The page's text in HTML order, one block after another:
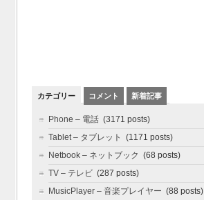
カテゴリー コメント 新着記事
Phone – 電話 (3171 posts)
Tablet – タブレット
(1171 posts)
Netbook – ネットブック (68 posts)
TV – テレビ (287 posts)
MusicPlayer – 音楽プレイヤー (88 posts)